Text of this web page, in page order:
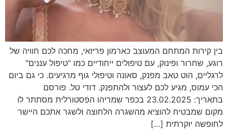
בין קירות המתחם המעוצב כארמון פריזאי, מחכה לכם חוויה של
רוגע, שחרור ופינוק, עם טיפולים ייחודיים כמו "טיפול עננים"
לרגליים, הוט טאב מפנק, סאונה וטיפולי גוף מרגיעים. כי גם ביום
הכי עמוס, מגיע לכם לעצור ולהתפנק. דודי טל. פורסם
בתאריך: 23.02.2025 בכפר שמריהו הפסטורלית מסתתר לו
מקום שמבטיח להוציא מהשגרה הלחוצה ולשגר אתכם היישר
לחופשה יוקרתית […]